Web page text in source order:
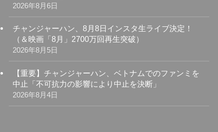
2026年8月6日
チャンジャーハン、8月8日インスタ生ライブ決定！
（＆映画「8月」2700万回再生突破）
2026年8月5日
【重要】チャンジャーハン、ベトナムでのファンミを
中止「不可抗力の影響により中止を決断」
2026年8月4日